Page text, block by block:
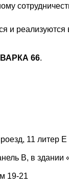
и
66.
11 литер Е
В, в
19-21